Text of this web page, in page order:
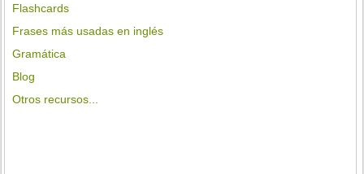
Flashcards
Frases más usadas en inglés
Gramática
Blog
Otros recursos...